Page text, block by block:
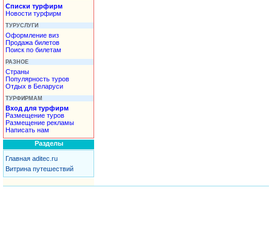
Списки турфирм
Новости турфирм
ТУРУСЛУГИ
Оформление виз
Продажа билетов
Поиск по билетам
РАЗНОЕ
Страны
Популярность туров
Отдых в Беларуси
ТУРФИРМАМ
Вход для турфирм
Размещение туров
Размещение рекламы
Написать нам
Разделы
Главная aditec.ru
Витрина путешествий